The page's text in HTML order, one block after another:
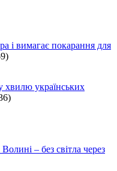
і вимагає покарання для
хвилю українських
– без світла через